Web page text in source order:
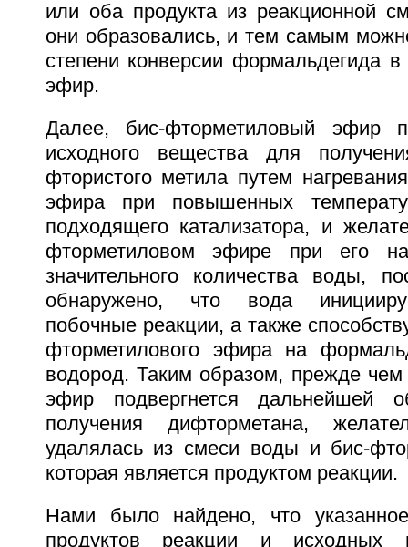
или оба продукта из реакционной
они образовались, и тем самым
степени конверсии формальдегида
эфир.
Далее, бис-фторметиловый эфир
исходного вещества для
фтористого метила путем
эфира при повышенных
подходящего катализатора, и
фторметиловом эфире при его
значительного количества воды,
обнаружено, что вода
побочные реакции, а также
фторметилового эфира на
водород. Таким образом, прежде
эфир подвергнется дальнейшей
получения дифторметана,
удалялась из смеси воды и бис-
которая является продуктом реакции.
Нами было найдено, что
продуктов реакции и исходных